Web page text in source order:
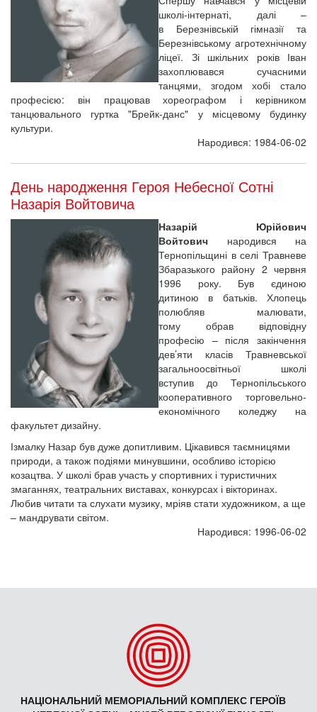
школі-інтернаті, далі –
в Березнівській гімназії та
Березнівському агротехнічному
ліцеї. Зі шкільних років Іван
захоплювався сучасними
танцями, згодом хобі стало
професією: він працював хореографом і керівником
танцювального гуртка "Брейк-данс" у місцевому будинку
культури.
Народився: 1984-06-02
День народження Героя Небесної Сотні
Назарія Войтовича
Назарій Юрійович
Войтович народився на
Тернопільщині в селі Травневе
Збаразького району 2 червня
1996 року. Був єдиною
дитиною в батьків. Хлопець
полюбляв малювати,
тому обрав відповідну
професію – після закінчення
дев’яти класів Травневської
загальноосвітньої школі
вступив до Тернопільського
кооперативного торговельно-
економічного коледжу на
факультет дизайну.
Ізмалку Назар був дуже допитливим. Цікавився таємницями
природи, а також подіями минувшини, особливо історією
козацтва. У школі брав участь у спортивних і туристичних
змаганнях, театральних виставах, конкурсах і вікторинах.
Любив читати та слухати музику, мріяв стати художником, а ще
– мандрувати світом.
Народився: 1996-06-02
НАЦІОНАЛЬНИЙ МЕМОРІАЛЬНИЙ КОМПЛЕКС ГЕРОЇВ